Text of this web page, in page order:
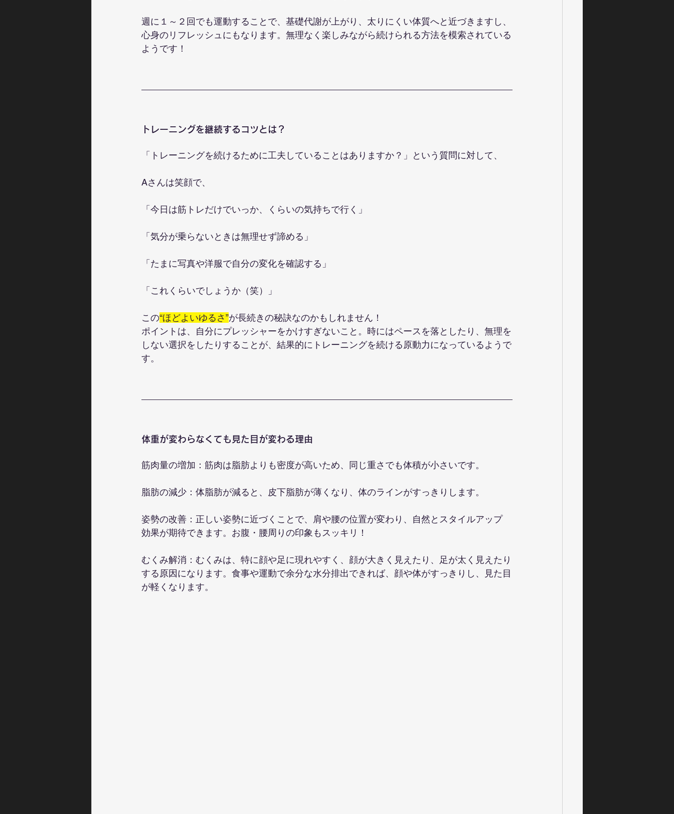
週に１～２回でも運動することで、基礎代謝が上がり、太りにくい体質へと近づきますし、
心身のリフレッシュにもなります。無理なく楽しみながら続けられる方法を模索されている
ようです！
トレーニングを継続するコツとは？
「トレーニングを続けるために工夫していることはありますか？」という質問に対して、
Aさんは笑顔で、
「今日は筋トレだけでいっか、くらいの気持ちで行く」
「気分が乗らないときは無理せず諦める」
「たまに写真や洋服で自分の変化を確認する」
「これくらいでしょうか（笑）」
この“ほどよいゆるさ”が長続きの秘訣なのかもしれません！
ポイントは、自分にプレッシャーをかけすぎないこと。時にはペースを落としたり、無理を
しない選択をしたりすることが、結果的にトレーニングを続ける原動力になっているようで
す。
体重が変わらなくても見た目が変わる理由
筋肉量の増加：筋肉は脂肪よりも密度が高いため、同じ重さでも体積が小さいです。
脂肪の減少：体脂肪が減ると、皮下脂肪が薄くなり、体のラインがすっきりします。
姿勢の改善：正しい姿勢に近づくことで、肩や腰の位置が変わり、自然とスタイルアップ
効果が期待できます。お腹・腰周りの印象もスッキリ！
むくみ解消：むくみは、特に顔や足に現れやすく、顔が大きく見えたり、足が太く見えたり
する原因になります。食事や運動で余分な水分排出できれば、顔や体がすっきりし、見た目
が軽くなります。